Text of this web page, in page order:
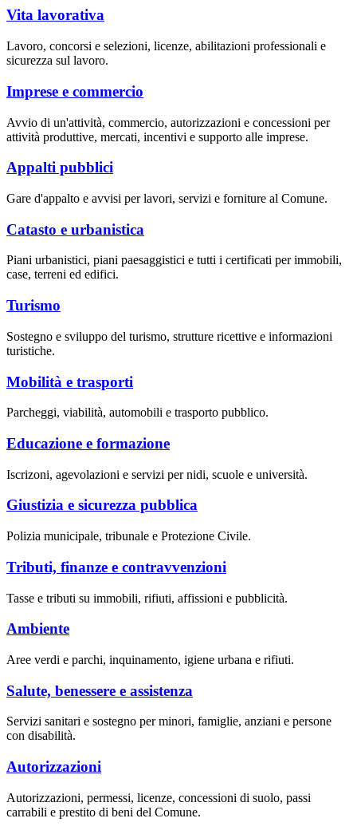
Vita lavorativa
Lavoro, concorsi e selezioni, licenze, abilitazioni professionali e
sicurezza sul lavoro.
Imprese e commercio
Avvio di un'attività, commercio, autorizzazioni e concessioni per
attività produttive, mercati, incentivi e supporto alle imprese.
Appalti pubblici
Gare d'appalto e avvisi per lavori, servizi e forniture al Comune.
Catasto e urbanistica
Piani urbanistici, piani paesaggistici e tutti i certificati per immobili,
case, terreni ed edifici.
Turismo
Sostegno e sviluppo del turismo, strutture ricettive e informazioni
turistiche.
Mobilità e trasporti
Parcheggi, viabilità, automobili e trasporto pubblico.
Educazione e formazione
Iscrizoni, agevolazioni e servizi per nidi, scuole e università.
Giustizia e sicurezza pubblica
Polizia municipale, tribunale e Protezione Civile.
Tributi, finanze e contravvenzioni
Tasse e tributi su immobili, rifiuti, affissioni e pubblicità.
Ambiente
Aree verdi e parchi, inquinamento, igiene urbana e rifiuti.
Salute, benessere e assistenza
Servizi sanitari e sostegno per minori, famiglie, anziani e persone
con disabilità.
Autorizzazioni
Autorizzazioni, permessi, licenze, concessioni di suolo, passi
carrabili e prestito di beni del Comune.